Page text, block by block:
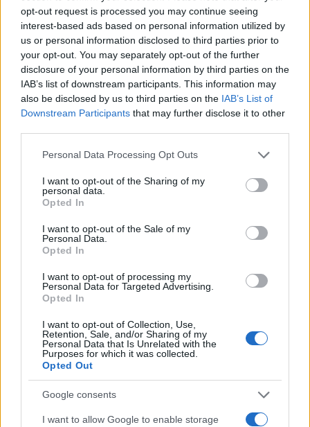
opt-out request is processed you may continue seeing
interest-based ads based on personal information utilized by
us or personal information disclosed to third parties prior to
your opt-out. You may separately opt-out of the further
disclosure of your personal information by third parties on the
IAB’s list of downstream participants. This information may
also be disclosed by us to third parties on the IAB’s List of
Downstream Participants that may further disclose it to other
Please note that this website/app uses one or more Google
not limited to your visit or usage behaviour. You may click to
grant or deny consent to Google and its third-party tags to
use your data for below specified purposes in below Google
consent section.
Personal Data Processing Opt Outs
I want to opt-out of the Sharing of my
personal data.
Opted In
I want to opt-out of the Sale of my
Personal Data.
Opted In
I want to opt-out of processing my
Personal Data for Targeted Advertising.
Opted In
I want to opt-out of Collection, Use,
Retention, Sale, and/or Sharing of my
Personal Data that Is Unrelated with the
Purposes for which it was collected.
Opted Out
Google consents
I want to allow Google to enable storage
Continua a leggere
NEWS